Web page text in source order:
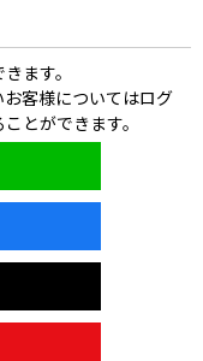
ます。
客様についてはログ
とができます。